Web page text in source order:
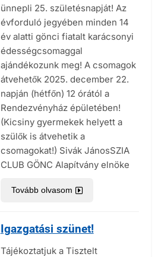
ünnepli 25. születésnapját! Az
évforduló jegyében minden 14
év alatti gönci fiatalt karácsonyi
édességcsomaggal
ajándékozunk meg! A csomagok
átvehetők 2025. december 22.
napján (hétfőn) 12 órától a
Rendezvényház épületében!
(Kicsiny gyermekek helyett a
szülők is átvehetik a
csomagokat!) Sivák JánosSZIA
CLUB GÖNC Alapítvány elnöke
Tovább olvasom
Igazgatási szünet!
Tájékoztatjuk a Tisztelt